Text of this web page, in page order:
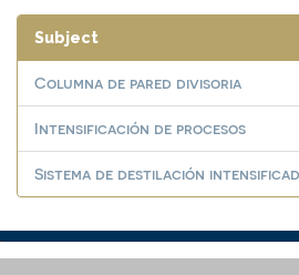
Subject
Columna de pared divisoria
Intensificación de procesos
Sistema de destilación